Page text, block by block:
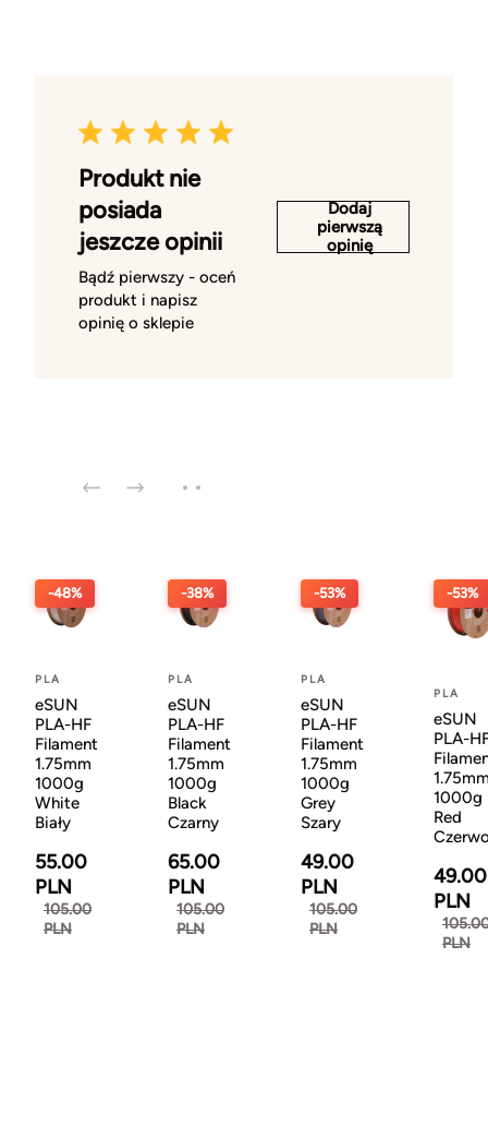
Produkt nie
posiada
jeszcze opinii
Bądź pierwszy - oceń
produkt i napisz
opinię o sklepie
Dodaj
pierwszą
opinię
-48%
PLA
eSUN
PLA-HF
Filament
1.75mm
1000g
White
Biały
55.00
PLN
105.00
PLN
-38%
PLA
eSUN
PLA-HF
Filament
1.75mm
1000g
Black
Czarny
65.00
PLN
105.00
PLN
-53%
PLA
eSUN
PLA-HF
Filament
1.75mm
1000g
Grey
Szary
49.00
PLN
105.00
PLN
-53%
PLA
eSUN
PLA-
1000g
Red
49.00
PLN
PLN